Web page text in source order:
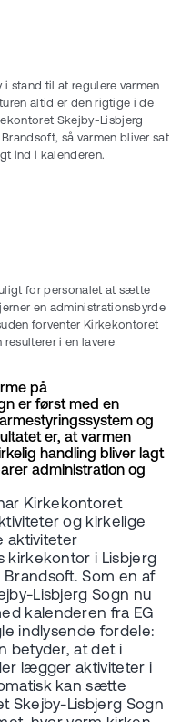
i stand til at regulere varmen
altid er den rigtige i de
Skejby-Lisbjerg
så varmen bliver sat
ind i kalenderen.
for personalet at sætte
en administrationsbyrde
forventer Kirkekontoret
i en lavere
på
er først med en
og
er, at varmen
handling bliver lagt
administration og
Kirkekontoret
og kirkelige
aktiviteter
kirkekontor i Lisbjerg
Som en af
Lisbjerg Sogn nu
kalenderen fra EG
indlysende fordele:
betyder, at det i
lægger aktiviteter i
kan sætte
Skejby-Lisbjerg Sogn